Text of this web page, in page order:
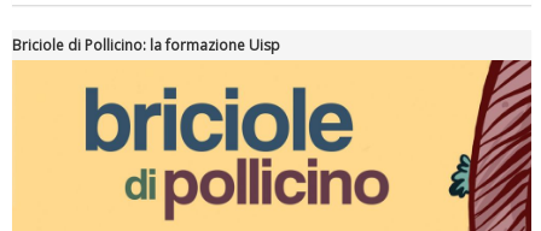
Briciole di Pollicino: la formazione Uisp